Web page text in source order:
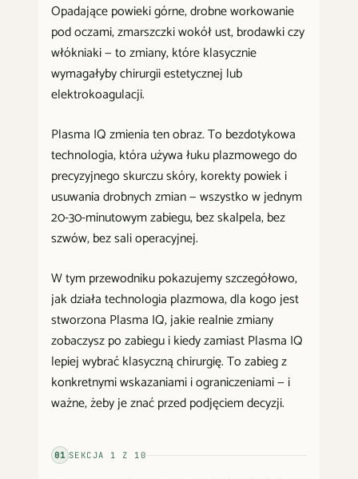
Opadające powieki górne, drobne workowanie
pod oczami, zmarszczki wokół ust, brodawki czy
włókniaki — to zmiany, które klasycznie
wymagałyby chirurgii estetycznej lub
elektrokoagulacji.
Plasma IQ zmienia ten obraz. To bezdotykowa
technologia, która używa łuku plazmowego do
precyzyjnego skurczu skóry, korekty powiek i
usuwania drobnych zmian — wszystko w jednym
20-30-minutowym zabiegu, bez skalpela, bez
szwów, bez sali operacyjnej.
W tym przewodniku pokazujemy szczegółowo,
jak działa technologia plazmowa, dla kogo jest
stworzona Plasma IQ, jakie realnie zmiany
zobaczysz po zabiegu i kiedy zamiast Plasma IQ
lepiej wybrać klasyczną chirurgię. To zabieg z
konkretnymi wskazaniami i ograniczeniami — i
ważne, żeby je znać przed podjęciem decyzji.
01 SEKCJA 1 Z 10